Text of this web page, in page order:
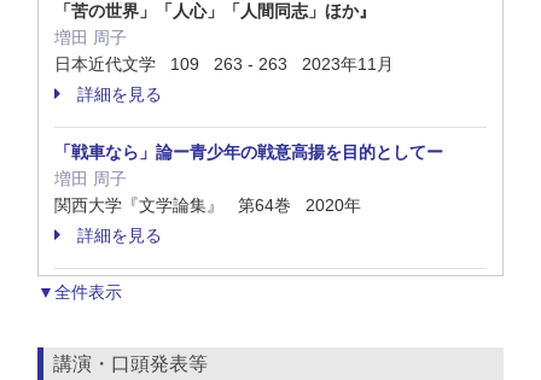
「苦の世界」「人心」「人間同志」ほか』
増田 周子
日本近代文学 109 263 - 263 2023年11月
詳細を見る
「戦車なら」論ー青少年の戦意高揚を目的としてー
増田 周子
関西大学『文学論集』 第64巻 2020年
詳細を見る
▼全件表示
講演・口頭発表等